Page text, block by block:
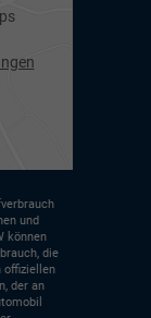
und
können
die
offiziellen
der an